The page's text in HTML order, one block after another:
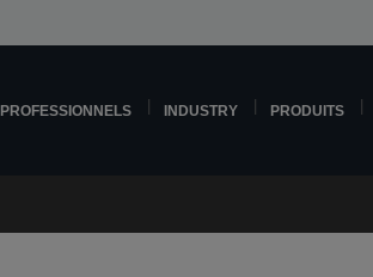
PROFESSIONNELS INDUSTRY PRODUITS